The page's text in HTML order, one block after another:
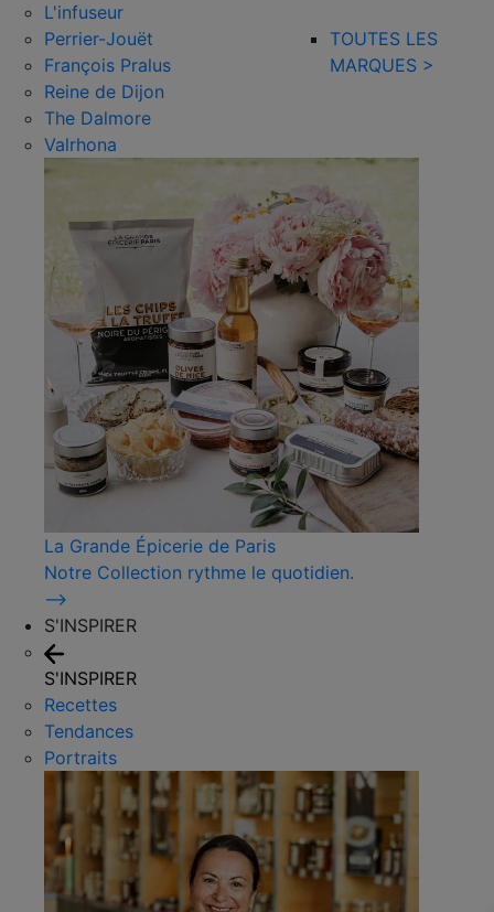
L'infuseur
Perrier-Jouët
François Pralus
Reine de Dijon
The Dalmore
Valrhona
TOUTES LES
MARQUES >
La Grande Épicerie de Paris
Notre Collection rythme le quotidien.
⟶
S'INSPIRER
S'INSPIRER
Recettes
Tendances
Portraits